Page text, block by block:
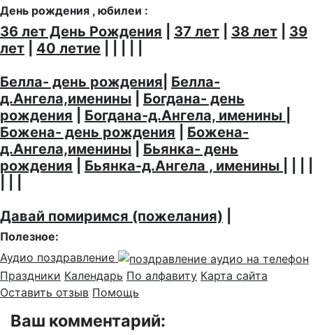
День рождения , юбилеи :
36 лет День Рождения 37 лет 38 лет
39
лет
40 летие
Белла- день рождения Белла-
д.Ангела,именины
Богдана- день
рождения
Богдана-д.Ангела, именины
Божена- день рождения
Божена-
д.Ангела,именины
Бьянка- день
рождения
Бьянка-д.Ангела , именины
Давай помиримся (пожелания)
Полезное:
Аудио поздравление
Праздники Календарь По алфавиту Карта сайта
Оставить отзыв Помощь
Ваш комментарий: